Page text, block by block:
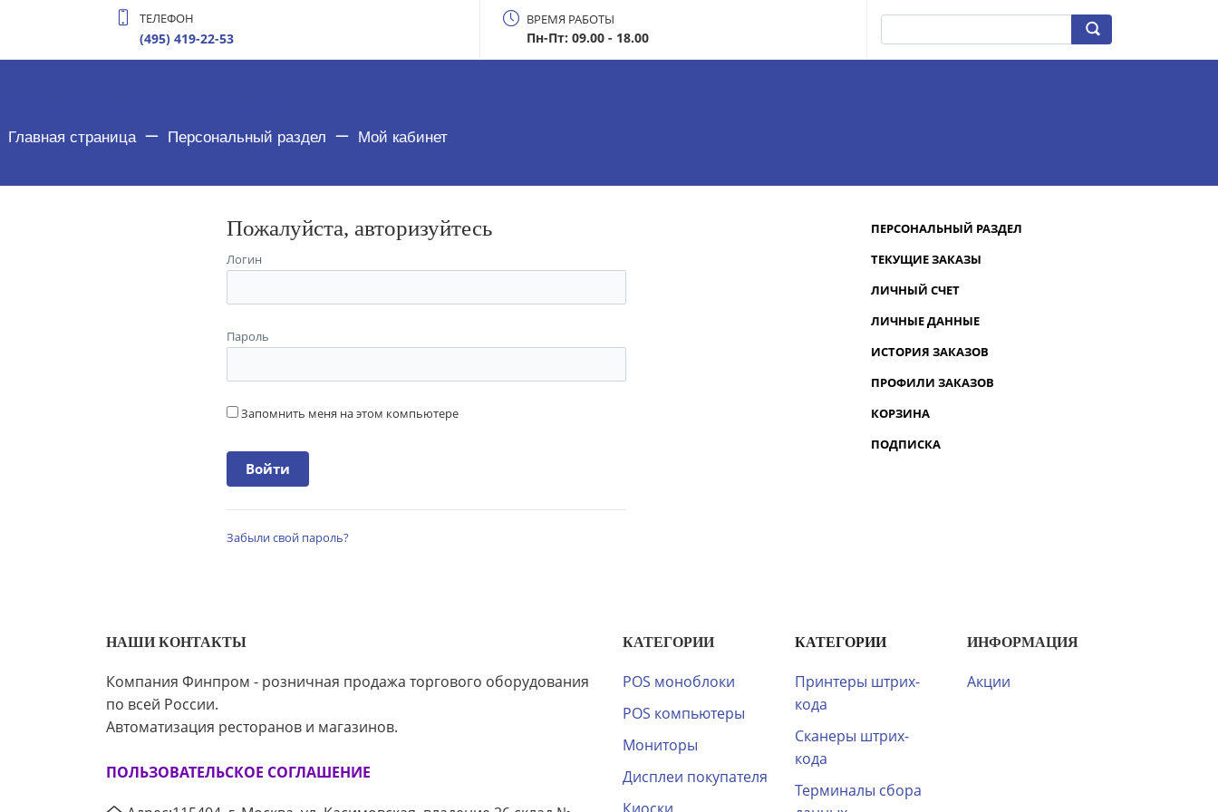
ТЕЛЕФОН
(495) 419-22-53
ВРЕМЯ РАБОТЫ
Пн-Пт: 09.00 - 18.00
Главная страница Персональный раздел Мой кабинет
ПЕРСОНАЛЬНЫЙ РАЗДЕЛ
ТЕКУЩИЕ ЗАКАЗЫ
ЛИЧНЫЙ СЧЕТ
ЛИЧНЫЕ ДАННЫЕ
ИСТОРИЯ ЗАКАЗОВ
ПРОФИЛИ ЗАКАЗОВ
КОРЗИНА
ПОДПИСКА
Пожалуйста, авторизуйтесь
Логин
Пароль
Запомнить меня на этом компьютере
Забыли свой пароль?
НАШИ КОНТАКТЫ
Компания Финпром - розничная продажа торгового оборудования
по всей России.
Автоматизация ресторанов и магазинов.
ПОЛЬЗОВАТЕЛЬСКОЕ СОГЛАШЕНИЕ
КАТЕГОРИИ
POS моноблоки
POS компьютеры
Мониторы
Дисплеи покупателя
КАТЕГОРИИ
Принтеры штрих-
кода
Сканеры штрих-
кода
Терминалы сбора
ИНФОРМАЦИЯ
Акции